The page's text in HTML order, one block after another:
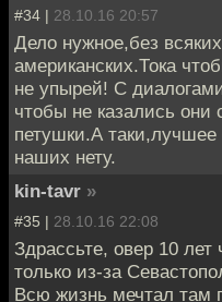
#34 | 28.10.16 20:57
Дело нужное,без
американских.Тока
не упырей! С
чтобы не казались они
петушки.А
наших нету.
kin-tavr »
#35 | 28.10.16 22:08
Здрассьте, овер 10 лет
только из-за
Всю жизнь мечтал там